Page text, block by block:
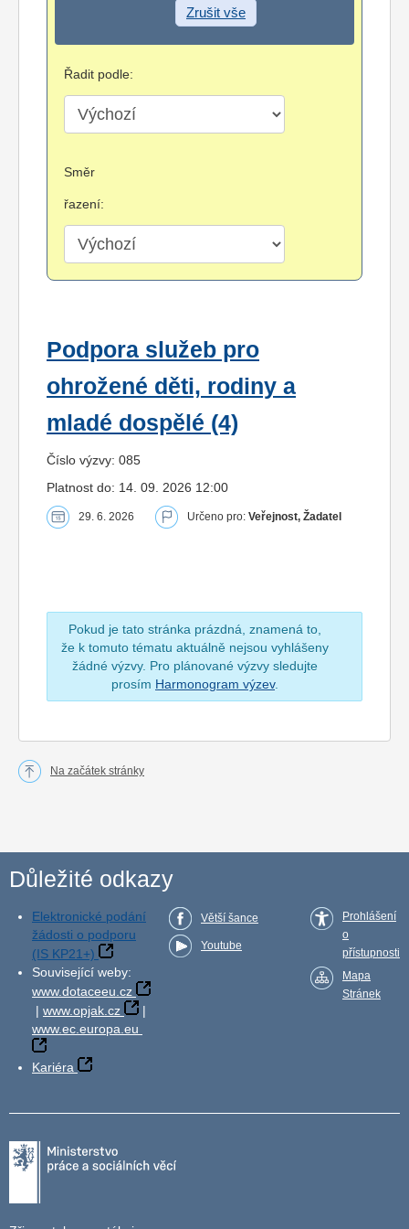
Zrušit vše
Řadit podle:
Směr
řazení:
Podpora služeb pro
ohrožené děti, rodiny a
mladé dospělé (4)
Číslo výzvy: 085
Platnost do: 14. 09. 2026 12:00
29. 6. 2026 Určeno pro: Veřejnost, Žadatel
Pokud je tato stránka prázdná, znamená to,
že k tomuto tématu aktuálně nejsou vyhlášeny
žádné výzvy. Pro plánované výzvy sledujte
prosím Harmonogram výzev.
Na začátek stránky
Důležité odkazy
Elektronické podání
žádosti o podporu
(IS KP21+)
Související weby:
www.dotaceeu.cz
| www.opjak.cz
|
www.ec.europa.eu
Kariéra
Větší šance
Youtube
Prohlášení
o
přístupnosti
Mapa
Stránek